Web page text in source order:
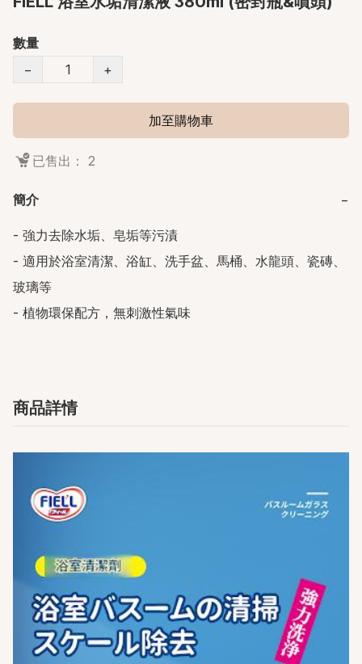
數量
−
+
加至購物車
已售出： 2
簡介 −
- 強力去除水垢、皂垢等污漬
- 適用於浴室清潔、浴缸、洗手盆、馬桶、水龍頭、瓷磚、
玻璃等
- 植物環保配方，無刺激性氣味
商品詳情